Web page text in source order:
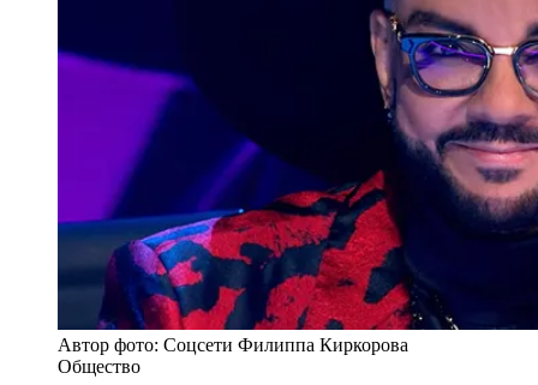
Автор фото: Соцсети Филиппа Киркорова
Общество